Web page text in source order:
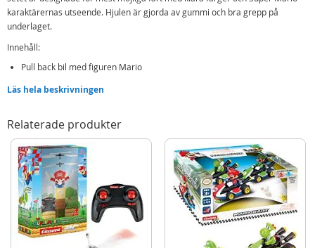
karaktärernas utseende. Hjulen är gjorda av gummi och bra grepp på
underlaget.
Innehåll:
Pull back bil med figuren Mario
Pull back bil med figuren Luigi
Mått: 1:43 scale
Rek ålder: från 3 år
Mer
information
Modell
EAN 9003150115847
Varumärke Nintendo Super Mario
Läs hela beskrivningen
Relaterade produkter